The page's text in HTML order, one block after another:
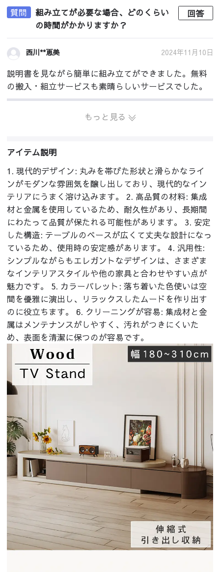
質問
組み立てが必要な場合、どのくらい
の時間がかかりますか？
回答
西川**恵美 2024年11月10日
説明書を見ながら簡単に組み立てができました。無料
の搬入・組立サービスも素晴らしいサービスでした。
もっと見る
アイテム説明
1. 現代的デザイン: 丸みを帯びた形状と滑らかなライ
ンがモダンな雰囲気を醸し出しており、現代的なイン
テリアにうまく溶け込みます。 2. 高品質の材料: 集成
材と金属を使用しているため、耐久性があり、長期間
にわたって品質が保たれる可能性があります。 3. 安定
した構造: テーブルのベースが広くて丈夫な設計になっ
ているため、使用時の安定感があります。 4. 汎用性:
シンプルながらもエレガントなデザインは、さまざま
なインテリアスタイルや他の家具と合わせやすい点が
魅力です。 5. カラーパレット: 落ち着いた色使いは空
間を優雅に演出し、リラックスしたムードを作り出す
のに役立ちます。 6. クリーニングが容易: 集成材と金
属はメンテナンスがしやすく、汚れがつきにくいた
め、表面を清潔に保つのが容易です。